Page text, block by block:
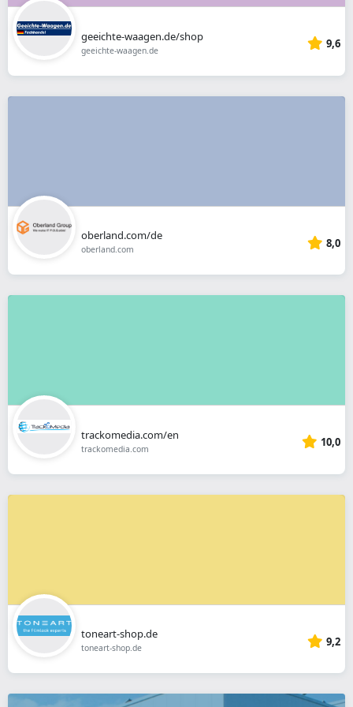
geeichte-waagen.de/shop
geeichte-waagen.de 9,6
oberland.com/de
oberland.com 8,0
trackomedia.com/en
trackomedia.com 10,0
toneart-shop.de
toneart-shop.de 9,2